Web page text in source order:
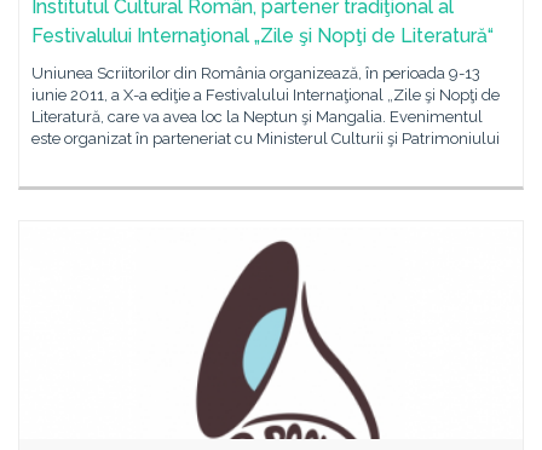
Institutul Cultural Român, partener tradiţional al
Festivalului Internaţional „Zile şi Nopţi de Literatură“
Uniunea Scriitorilor din România organizează, în perioada 9-13
iunie 2011, a X-a ediţie a Festivalului Internaţional „Zile şi Nopţi de
Literatură, care va avea loc la Neptun şi Mangalia. Evenimentul
este organizat în parteneriat cu Ministerul Culturii şi Patrimoniului